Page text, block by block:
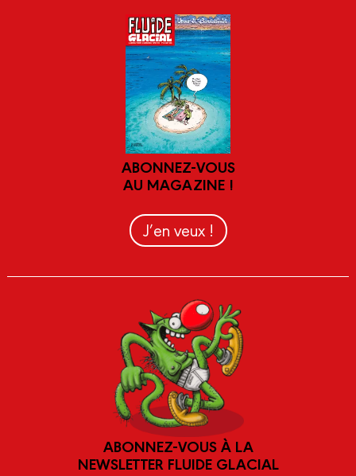
ABONNEZ-VOUS
AU MAGAZINE !
J’en veux !
ABONNEZ-VOUS À LA
NEWSLETTER FLUIDE GLACIAL